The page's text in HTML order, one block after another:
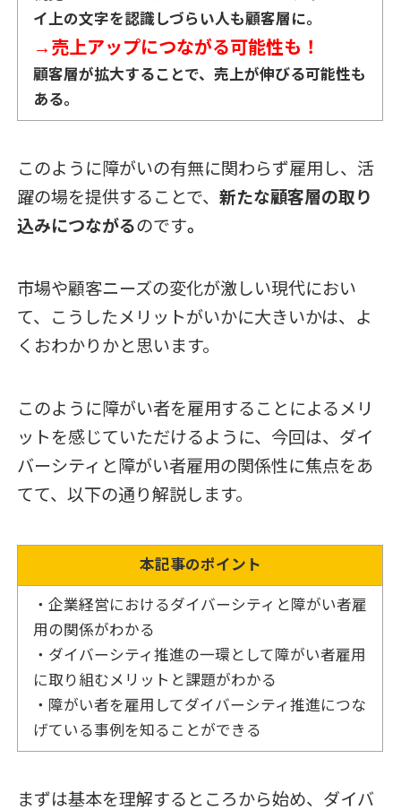
イ上の文字を認識しづらい人も顧客層に。
→ 売上アップにつながる可能性も！
顧客層が拡大することで、売上が伸びる可能性も
ある。
このように障がいの有無に関わらず雇用し、活
躍の場を提供することで、新たな顧客層の取り
込みにつながるのです。
市場や顧客ニーズの変化が激しい現代におい
て、こうしたメリットがいかに大きいかは、よ
くおわかりかと思います。
このように障がい者を雇用することによるメリ
ットを感じていただけるように、今回は、ダイ
バーシティと障がい者雇用の関係性に焦点をあ
てて、以下の通り解説します。
本記事のポイント
・企業経営におけるダイバーシティと障がい者雇
用の関係がわかる
・ダイバーシティ推進の一環として障がい者雇用
に取り組むメリットと課題がわかる
・障がい者を雇用してダイバーシティ推進につな
げている事例を知ることができる
まずは基本を理解するところから始め、ダイバ